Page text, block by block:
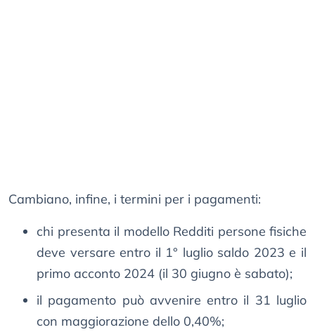
Cambiano, infine, i termini per i pagamenti:
chi presenta il modello Redditi persone fisiche
deve versare entro il 1° luglio saldo 2023 e il
primo acconto 2024 (il 30 giugno è sabato);
il pagamento può avvenire entro il 31 luglio
con maggiorazione dello 0,40%;